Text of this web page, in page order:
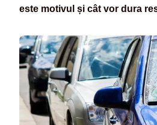
este motivul și cât vor dura